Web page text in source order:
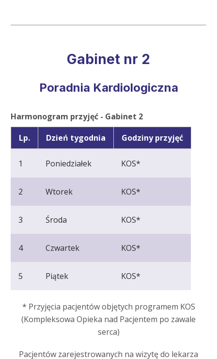
Gabinet nr 2
Poradnia Kardiologiczna
Harmonogram przyjęć - Gabinet 2
Lp.
Dzień tygodnia Godziny przyjęć
1 Poniedziałek KOS*
2 Wtorek KOS*
3 Środa KOS*
4 Czwartek KOS*
5 Piątek KOS*
* Przyjęcia pacjentów objętych programem KOS
(Kompleksowa Opieka nad Pacjentem po zawale
serca)
Pacjentów zarejestrowanych na wizytę do lekarza